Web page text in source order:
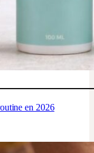
en 2026